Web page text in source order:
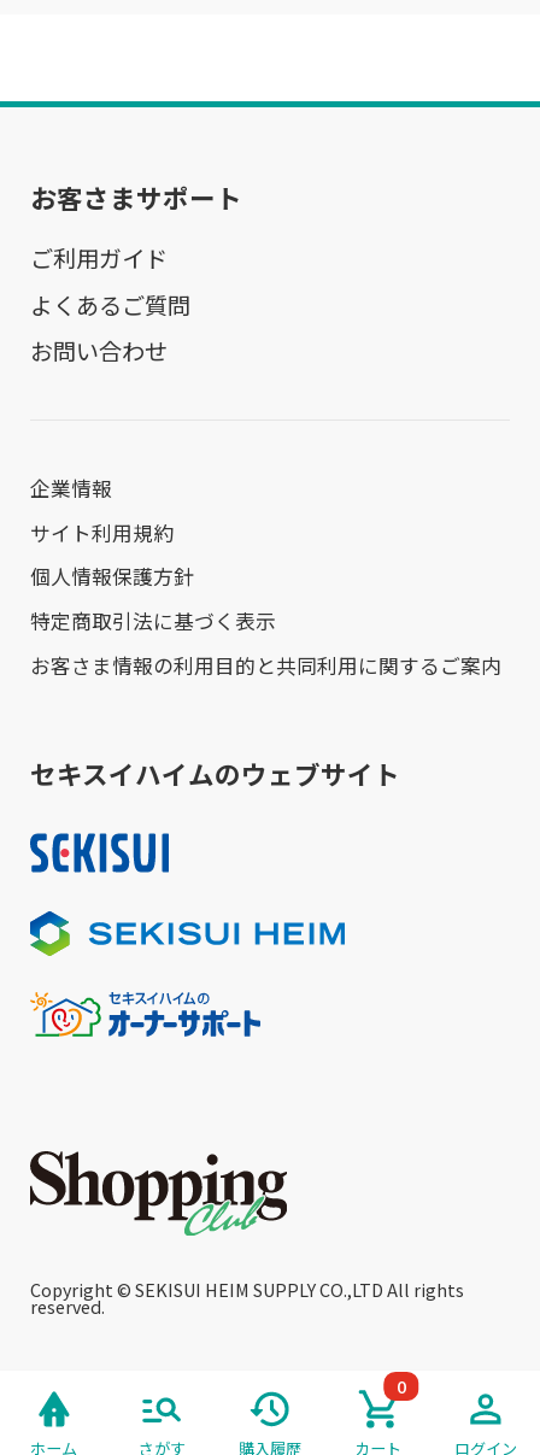
お客さまサポート
ご利用ガイド
よくあるご質問
お問い合わせ
企業情報
サイト利用規約
個人情報保護方針
特定商取引法に基づく表示
お客さま情報の利用目的と共同利用に関するご案内
セキスイハイムのウェブサイト
Copyright © SEKISUI HEIM SUPPLY CO.,LTD All rights
reserved.
ホーム さがす 購入履歴 カート
0
ログイン